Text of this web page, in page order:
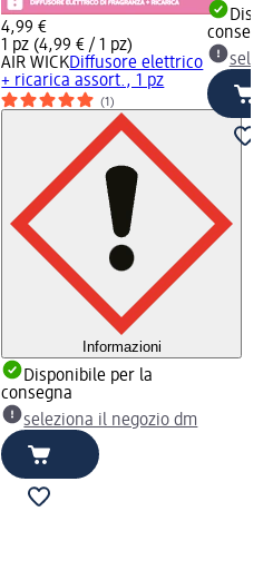
4,99 €
1 pz (4,99 € / 1 pz)
AIR WICKDiffusore elettrico
+ ricarica assort., 1 pz
(1)
Informazioni
Disponibile per la
consegna
seleziona il negozio dm